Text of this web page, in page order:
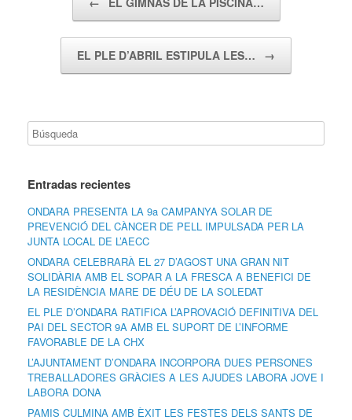
EL PLE D’ABRIL ESTIPULA LES… →
Entradas recientes
ONDARA PRESENTA LA 9a CAMPANYA SOLAR DE
PREVENCIÓ DEL CÀNCER DE PELL IMPULSADA PER LA
JUNTA LOCAL DE L’AECC
ONDARA CELEBRARÀ EL 27 D’AGOST UNA GRAN NIT
SOLIDÀRIA AMB EL SOPAR A LA FRESCA A BENEFICI DE
LA RESIDÈNCIA MARE DE DÉU DE LA SOLEDAT
EL PLE D’ONDARA RATIFICA L’APROVACIÓ DEFINITIVA DEL
PAI DEL SECTOR 9A AMB EL SUPORT DE L’INFORME
FAVORABLE DE LA CHX
L’AJUNTAMENT D’ONDARA INCORPORA DUES PERSONES
TREBALLADORES GRÀCIES A LES AJUDES LABORA JOVE I
LABORA DONA
PAMIS CULMINA AMB ÈXIT LES FESTES DELS SANTS DE